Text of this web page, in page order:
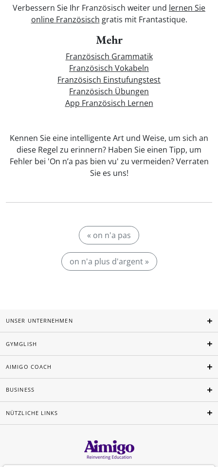
Verbessern Sie Ihr Französisch weiter und lernen Sie
online Französisch gratis mit Frantastique.
Mehr
Französisch Grammatik
Französisch Vokabeln
Französisch Einstufungstest
Französisch Übungen
App Französisch Lernen
Kennen Sie eine intelligente Art und Weise, um sich an
diese Regel zu erinnern? Haben Sie einen Tipp, um
Fehler bei 'On n’a pas bien vu' zu vermeiden? Verraten
Sie es uns!
« on n'a pas
on n'a plus d'argent »
UNSER UNTERNEHMEN
GYMGLISH
AIMIGO COACH
BUSINESS
NÜTZLICHE LINKS